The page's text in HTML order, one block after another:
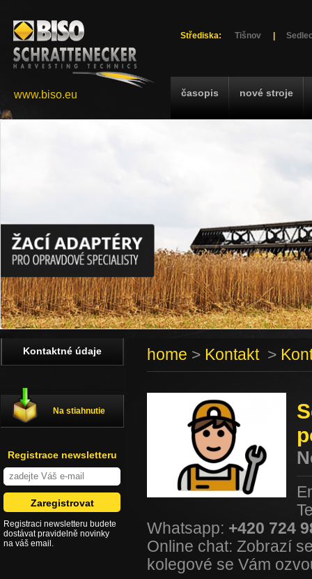
Střediska: Tišnov
časopis nové stroje
www.biso.eu
home > Kontakt>
Whatsapp: +420 724
Online chat: Zobrazí
kolegové se Vám
Kontaktné údaje
Na stiahnutie
Registrace newsletteru
Registraci newsletteru budete
dostávat pravidelně novinky
na váš email.